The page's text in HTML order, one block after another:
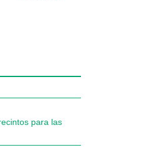
para las